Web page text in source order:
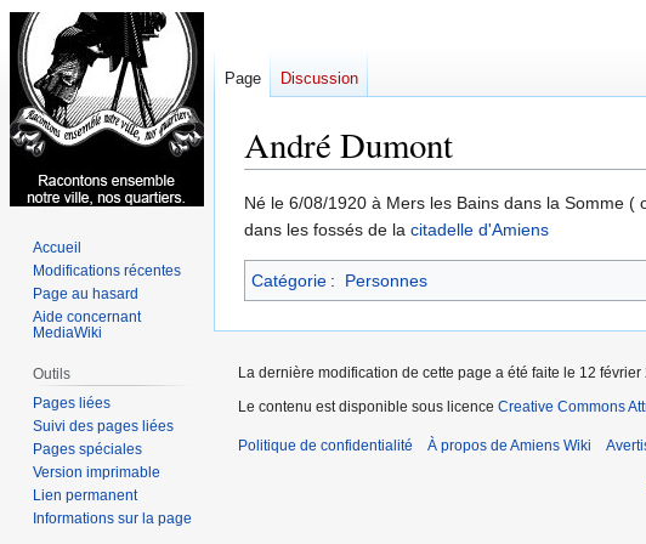
André Dumont
Aller
à
la
navigation
Aller
à
la
recherche
Né le 6/08/1920 à Mers les Bains dans la Somme
dans les fossés de la citadelle d'Amiens
Catégorie : Personnes
Page Discussion
Accueil
Modifications récentes
Page au hasard
Aide concernant
MediaWiki
Outils
Pages liées
Suivi des pages liées
Pages spéciales
Version imprimable
Lien permanent
Informations sur la page
La dernière modification de cette page a été faite le 12
Le contenu est disponible sous licence Creative Commons
Politique de confidentialité À propos de Amiens Wiki